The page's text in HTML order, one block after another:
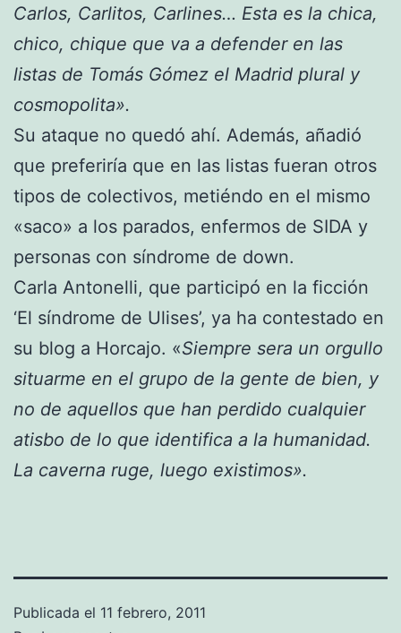
Carlos, Carlitos, Carlines… Esta es la chica,
chico, chique que va a defender en las
listas de Tomás Gómez el Madrid plural y
cosmopolita».
Su ataque no quedó ahí. Además, añadió
que preferiría que en las listas fueran otros
tipos de colectivos, metiéndo en el mismo
«saco» a los parados, enfermos de SIDA y
personas con síndrome de down.
Carla Antonelli, que participó en la ficción
‘El síndrome de Ulises’, ya ha contestado en
su blog a Horcajo. «Siempre sera un orgullo
situarme en el grupo de la gente de bien, y
no de aquellos que han perdido cualquier
atisbo de lo que identifica a la humanidad.
La caverna ruge, luego existimos».
Publicada el 11 febrero, 2011